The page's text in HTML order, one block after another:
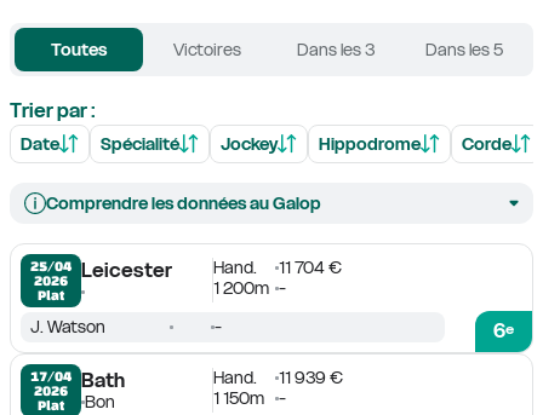
Toutes Victoires Dans les 3 Dans les 5
Trier par :
Date Spécialité Jockey Hippodrome Corde
Comprendre les données au Galop
25/04
2026
Plat
Leicester Hand.
11 704 €
1 200m -
6e
J. Watson -
17/04
2026
Plat
Bath
Bon
Hand.
11 939 €
1 150m
-